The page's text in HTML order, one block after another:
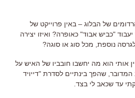
של הבלוג – באין פרוייקט של
"כביש אבוד" כאופרה? ואיזו יצירה
נוספת, מכל סוג או סוגה?
אותי הוא מה יחשבו חובביו של האיש על
המדובר, שהפך בינתיים לסדרת "דייויד
עד שכאב לי בצד.